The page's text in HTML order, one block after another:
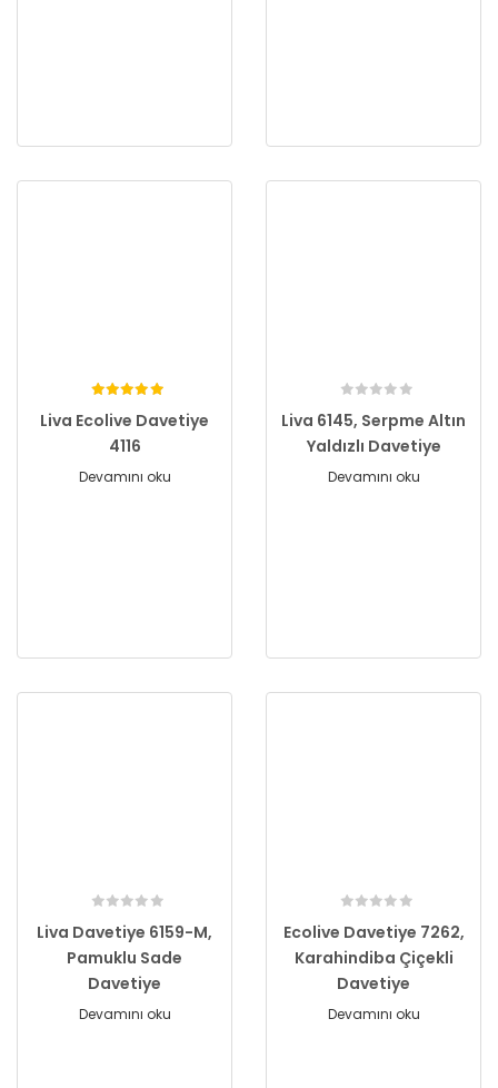
Liva Ecolive Davetiye
4116
Devamını oku
Liva 6145, Serpme Altın
Yaldızlı Davetiye
Devamını oku
Liva Davetiye 6159-M,
Pamuklu Sade
Davetiye
Devamını oku
Ecolive Davetiye 7262,
Karahindiba Çiçekli
Davetiye
Devamını oku